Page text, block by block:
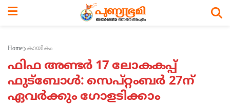
Home കായികം
ഫിഫ അണ്ടര്‍ 17 ലോകകപ്പ്
ഫുട്‌ബോള്‍: സെപ്റ്റംബര്‍ 27ന്
ഏവര്‍ക്കും ഗോളടിക്കാം